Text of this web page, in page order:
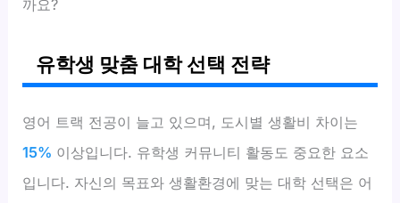
까요?
유학생 맞춤 대학 선택 전략
영어 트랙 전공이 늘고 있으며, 도시별 생활비 차이는
15% 이상입니다. 유학생 커뮤니티 활동도 중요한 요소
입니다. 자신의 목표와 생활환경에 맞는 대학 선택은 어